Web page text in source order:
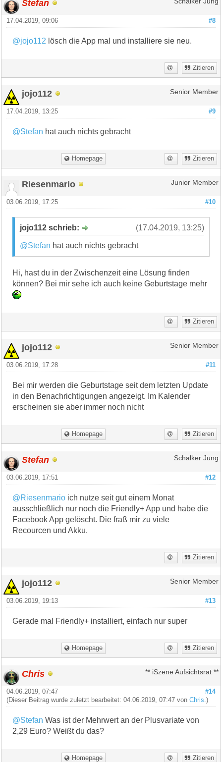
Stefan
#8
17.04.2019, 09:06
@jojo112 lösch die App mal und installiere sie neu.
Zitieren
jojo112 Senior Member
#9
17.04.2019, 13:25
@Stefan hat auch nichts gebracht
Homepage Zitieren
Riesenmario Junior Member
#10
03.06.2019, 17:25
(17.04.2019, 13:25)
jojo112 schrieb:
@Stefan hat auch nichts gebracht
Hi, hast du in der Zwischenzeit eine Lösung finden
können? Bei mir sehe ich auch keine Geburtstage mehr
Zitieren
jojo112 Senior Member
#11
03.06.2019, 17:28
Bei mir werden die Geburtstage seit dem letzten Update
in den Benachrichtigungen angezeigt. Im Kalender
erscheinen sie aber immer noch nicht
Homepage Zitieren
Stefan Schalker Jung
#12
03.06.2019, 17:51
@Riesenmario ich nutze seit gut einem Monat
ausschließlich nur noch die Friendly+ App und habe die
Facebook App gelöscht. Die fraß mir zu viele
Recourcen und Akku.
Zitieren
jojo112 Senior Member
#13
03.06.2019, 19:13
Gerade mal Friendly+ installiert, einfach nur super
Homepage Zitieren
Chris ** iSzene Aufsichtsrat **
#14
04.06.2019, 07:47
(Dieser Beitrag wurde zuletzt bearbeitet: 04.06.2019, 07:47 vonChris .)
@Stefan Was ist der Mehrwert an der Plusvariate von
2,29 Euro? Weißt du das?
Homepage Zitieren